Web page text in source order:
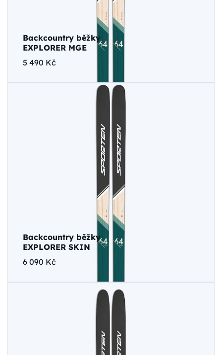
Backcountry běžky
EXPLORER MGE
5 490 Kč
Backcountry běžky
EXPLORER SKIN
6 090 Kč